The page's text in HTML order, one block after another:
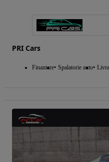
PRI Cars
Finantare Spalatorie auto